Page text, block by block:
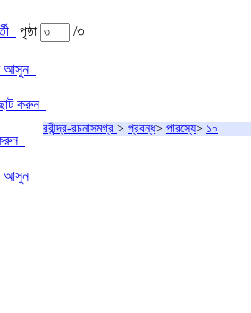
পৃষ্ঠা
/৩
আসুন
করুন
আসুন
রবীন্দ্র-রচনাসমগ্র > প্রবন্ধ> পারস্যে> ১০